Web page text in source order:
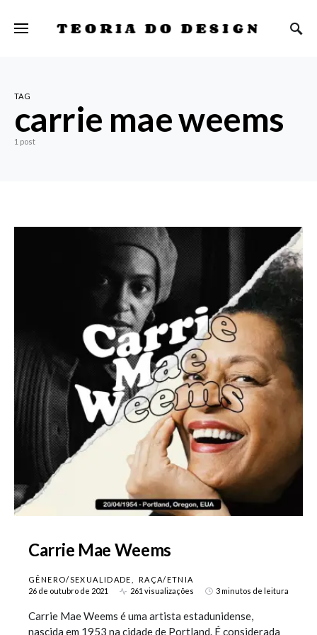
TEORIA DO DESIGN
TAG
carrie mae weems
1 post
Carrie Mae Weems
GÊNERO/SEXUALIDADE
RAÇA/ETNIA
26 de outubro de 2021
261 visualizações 3 minutos de leitura
Carrie Mae Weems é uma artista estadunidense,
nascida em 1953 na cidade de Portland. É considerada